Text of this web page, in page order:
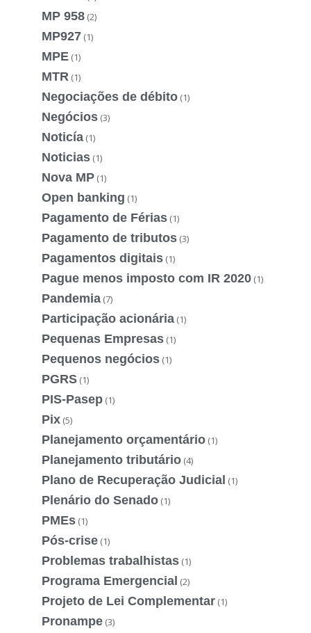
MP 958 (2)
MP927 (1)
MPE (1)
MTR (1)
Negociações de débito (1)
Negócios (3)
Noticía (1)
Noticias (1)
Nova MP (1)
Open banking (1)
Pagamento de Férias (1)
Pagamento de tributos (3)
Pagamentos digitais (1)
Pague menos imposto com IR 2020 (1)
Pandemia (7)
Participação acionária (1)
Pequenas Empresas (1)
Pequenos negócios (1)
PGRS (1)
PIS-Pasep (1)
Pix (5)
Planejamento orçamentário (1)
Planejamento tributário (4)
Plano de Recuperação Judicial (1)
Plenário do Senado (1)
PMEs (1)
Pós-crise (1)
Problemas trabalhistas (1)
Programa Emergencial (2)
Projeto de Lei Complementar (1)
Pronampe (3)